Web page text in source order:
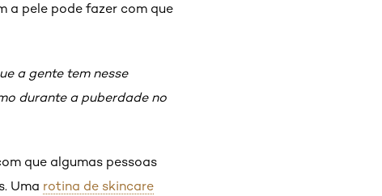
a pele pode fazer com que
a gente tem nesse
durante a puberdade no
que algumas pessoas
Uma rotina de skincare